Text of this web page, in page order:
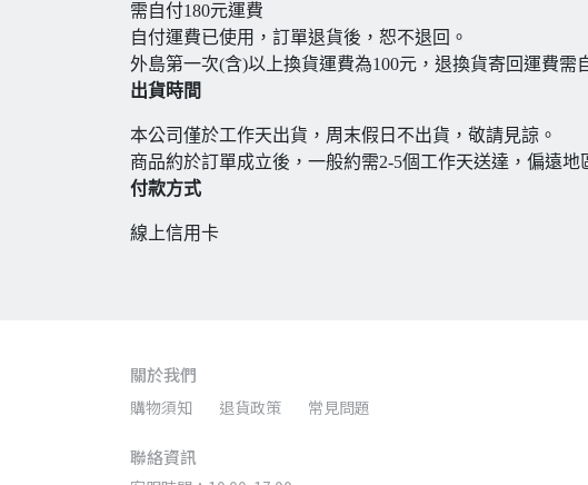
需自付180元運費
自付運費已使用，訂單退貨後，恕不退回。
外島第一次(含)以上換貨運費為100元，退換貨寄回運費需
出貨時間
本公司僅於工作天出貨，周末假日不出貨，敬請見諒。
商品約於訂單成立後，一般約需2-5個工作天送達，偏遠地
付款方式
線上信用卡
關於我們
購物須知 退貨政策 常見問題
聯絡資訊